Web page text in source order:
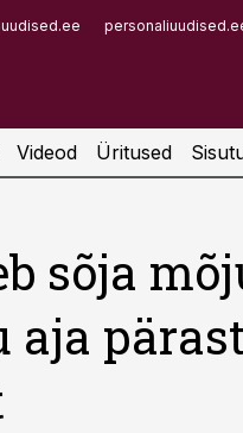
Videod Üritused
sõja